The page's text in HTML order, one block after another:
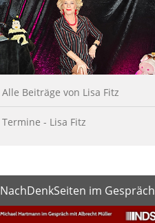
Alle Beiträge von Lisa Fitz
Termine - Lisa Fitz
NachDenkSeiten im Gespräch